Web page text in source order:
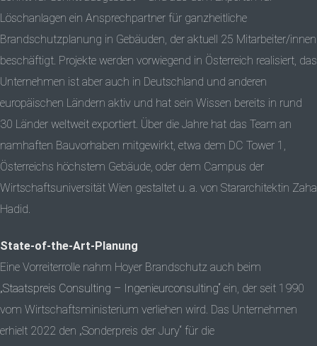
Löschanlagen ein Ansprechpartner für ganzheitliche
Brandschutzplanung in Gebäuden, der aktuell 25 Mitarbeiter/innen
beschäftigt. Projekte werden vorwiegend in Österreich realisiert, das
Unternehmen ist aber auch in Deutschland und anderen
europäischen Ländern aktiv und hat sein Wissen bereits in rund
30 Länder weltweit exportiert. Über die Jahre hat das Team an
namhaften Bauvorhaben mitgewirkt, etwa dem DC Tower 1,
Österreichs höchstem Gebäude, oder dem Campus der
Wirtschaftsuniversität Wien gestaltet u. a. von Stararchitektin Zaha
Hadid.
State-of-the-Art-Planung
Eine Vorreiterrolle nahm Hoyer Brandschutz auch beim
„Staatspreis Consulting – Ingenieurconsulting“ ein, der seit 1990
vom Wirtschaftsministerium verliehen wird. Das Unternehmen
erhielt 2022 den „Sonderpreis der Jury“ für die